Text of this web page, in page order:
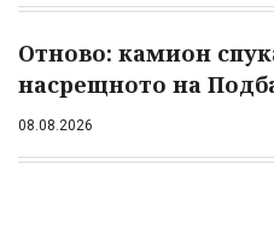
Отново: камион
насрещното на
08.08.2026